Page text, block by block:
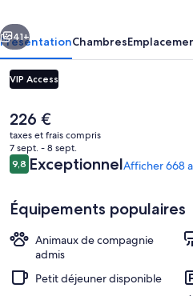
Suivant
41+
PrésentationChambres
VIP Access
Le
prix
actuel
est
de
226 €
taxes et frais compris
7 sept. - 8 sept.
Avis
voyageurs
9,89,8 sur 10
ExceptionnelAfficher 668
Équipements populaires
Animaux de compagnie
admis
Petit déjeuner disponible